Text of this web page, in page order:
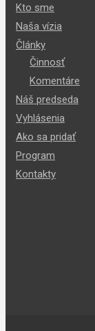
Kto sme
Naša vízia
Články
Činnosť
Komentáre
Náš predseda
Vyhlásenia
Ako sa pridať
Program
Kontakty